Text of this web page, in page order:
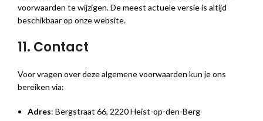
voorwaarden te wijzigen. De meest actuele versie is altijd
beschikbaar op onze website.
11. Contact
Voor vragen over deze algemene voorwaarden kun je ons
bereiken via:
Adres: Bergstraat 66, 2220 Heist-op-den-Berg